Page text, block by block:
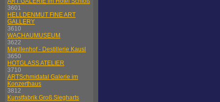
3601
HELLDENMUT FINE ART
GALLERY
3610
WACHAUMUSEUM
3622
Marillenhof - Destillerie Kausl
3650
HOTGLASS ATELIER
3710
ARTSchmidatal Galerie im
Konzerthaus
3812
Kunstfabrik Groß Siegharts